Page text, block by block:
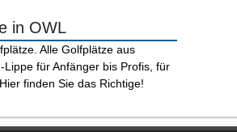
in OWL